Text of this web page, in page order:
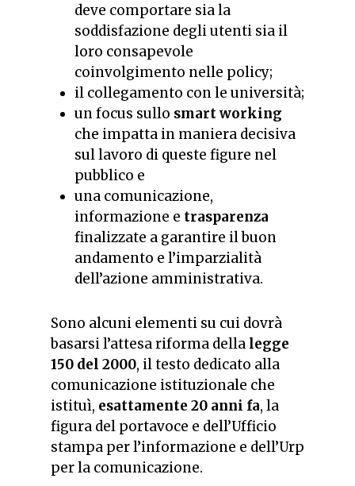
deve comportare sia la
soddisfazione degli utenti sia il
loro consapevole
coinvolgimento nelle policy;
il collegamento con le università;
un focus sullo smart working
che impatta in maniera decisiva
sul lavoro di queste figure nel
pubblico e
una comunicazione,
informazione e trasparenza
finalizzate a garantire il buon
andamento e l’imparzialità
dell’azione amministrativa.
Sono alcuni elementi su cui dovrà
basarsi l’attesa riforma della legge
150 del 2000, il testo dedicato alla
comunicazione istituzionale che
istituì, esattamente 20 anni fa, la
figura del portavoce e dell’Ufficio
stampa per l’informazione e dell’Urp
per la comunicazione.